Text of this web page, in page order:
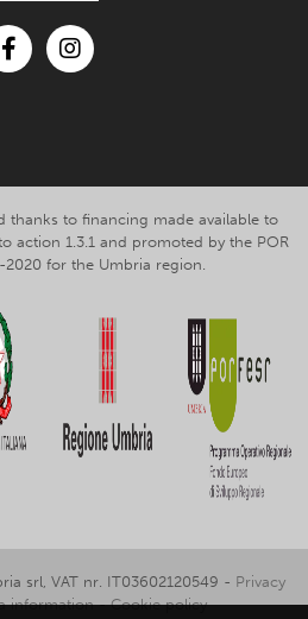
thanks to financing made available to
action 1.3.1 and promoted by the POR
2020 for the Umbria region.
srl, VAT nr. IT03602120549 - Privacy
information-Cookie policy